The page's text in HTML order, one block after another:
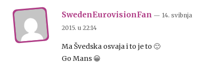
SwedenEurovisionFan — 14. svibnja
2015. u 22:14
Ma Švedska osvaja i to je to 🙂
Go Mans 😀